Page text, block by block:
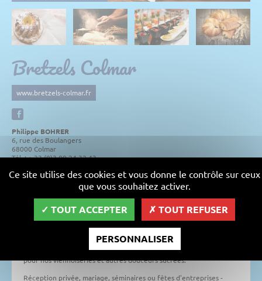
Bretzels Colmar
www.bretzels-colmar.fr
Philippe BOHRER
6, rue des Boulangers
68000 Colmar
Tél. : + 33 (0)3 89 24 32 43
Depuis plus de 13 ans, "les Fameuses Bretzels" ravissent le palais de
tous les gourmands de Colmar.
Dans notre boutique, nous vous proposons bien sûr nos bretzels
sandwich, wrap ou panini à l'unité ou en "formule". Au petit
déjeuner, au goûter ou à tout moment de la journée, craquez aussi
pour nos viennoiseries et autres douceurs sucrées.
Réception privée, mariage, séminaires ou fêtes d'entreprises -
Ce site utilise des cookies et vous donne le contrôle sur ceux
que vous souhaitez activer.
TOUT ACCEPTER TOUT REFUSER
PERSONNALISER